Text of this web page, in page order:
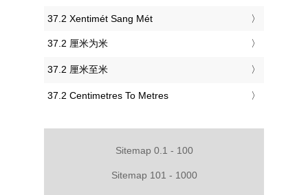
‎37.2 Xentimét Sang Mét
‎37.2 厘米为米
‎37.2 厘米至米
‎37.2 Centimetres To Metres
Sitemap 0.1 - 100
Sitemap 101 - 1000